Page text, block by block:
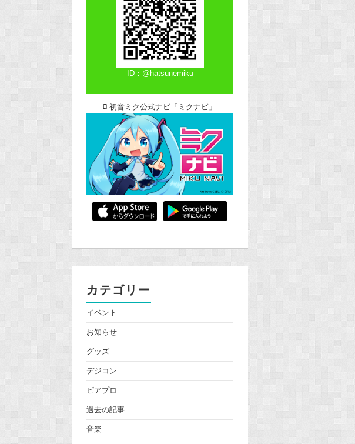
ID：@hatsunemiku
初音ミク公式ナビ「ミクナビ」
カテゴリー
イベント
お知らせ
グッズ
デジコン
ピアプロ
過去の記事
音楽